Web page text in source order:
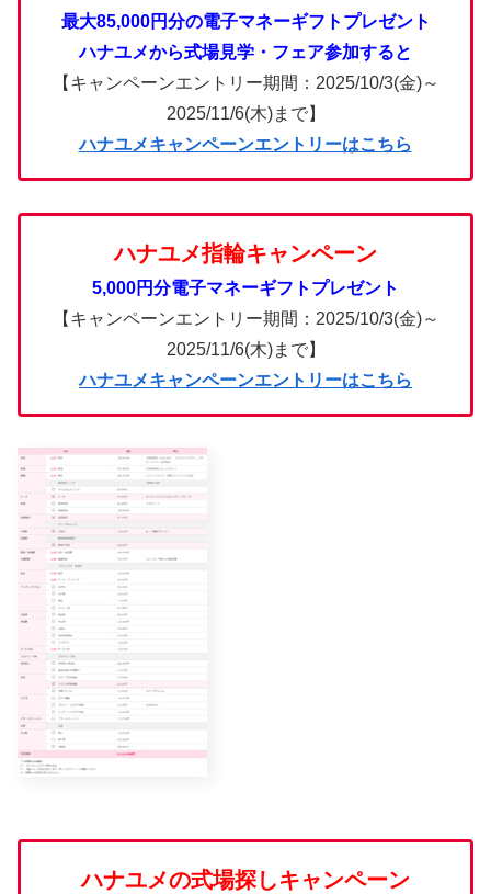
最大85,000円分の電子マネーギフトプレゼント
ハナユメから式場見学・フェア参加すると
【キャンペーンエントリー期間：2025/10/3(金)～
2025/11/6(木)まで】
ハナユメキャンペーンエントリーはこちら
ハナユメ指輪キャンペーン
5,000円分電子マネーギフトプレゼント
【キャンペーンエントリー期間：2025/10/3(金)～
2025/11/6(木)まで】
ハナユメキャンペーンエントリーはこちら
ハナユメの式場探しキャンペーン